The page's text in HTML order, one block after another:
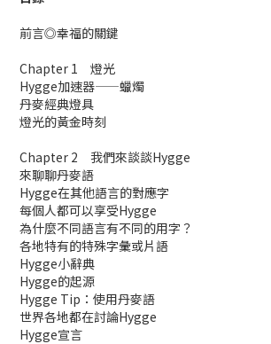
前言◎幸福的關鍵
Chapter 1 燈光
Hygge加速器——蠟燭
丹麥經典燈具
燈光的黃金時刻
Chapter 2 我們來談談Hygge
來聊聊丹麥語
Hygge在其他語言的對應字
每個人都可以享受Hygge
為什麼不同語言有不同的用字？
各地特有的特殊字彙或片語
Hygge小辭典
Hygge的起源
Hygge Tip：使用丹麥語
世界各地都在討論Hygge
Hygge宣言